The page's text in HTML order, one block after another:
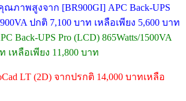
ภาพสูงจาก [BR900GI] APC Back-UPS
ปกติ 7,100 บาท เหลือเพียง 5,600 บาท
Back-UPS Pro (LCD) 865Watts/1500VA
เหลือเพียง 11,800 บาท
LT (2D) จากปรกติ 14,000 บาทเหลือ